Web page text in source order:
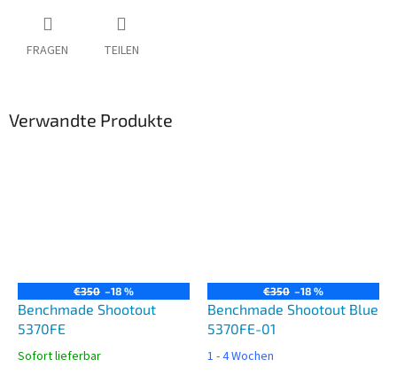
FRAGEN TEILEN
Verwandte Produkte
€350 –18 %
Benchmade Shootout
5370FE
Sofort lieferbar
€350 –18 %
Benchmade Shootout Blue
5370FE-01
1 - 4 Wochen